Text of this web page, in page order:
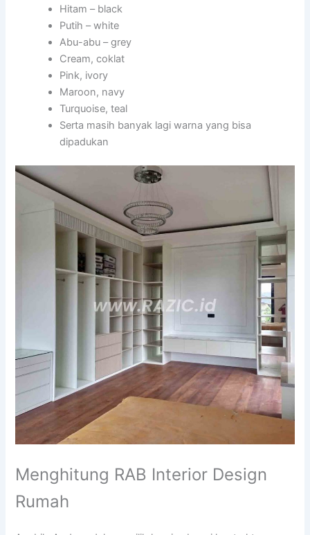
Hitam – black
Putih – white
Abu-abu – grey
Cream, coklat
Pink, ivory
Maroon, navy
Turquoise, teal
Serta masih banyak lagi warna yang bisa
dipadukan
Menghitung RAB Interior Design
Rumah